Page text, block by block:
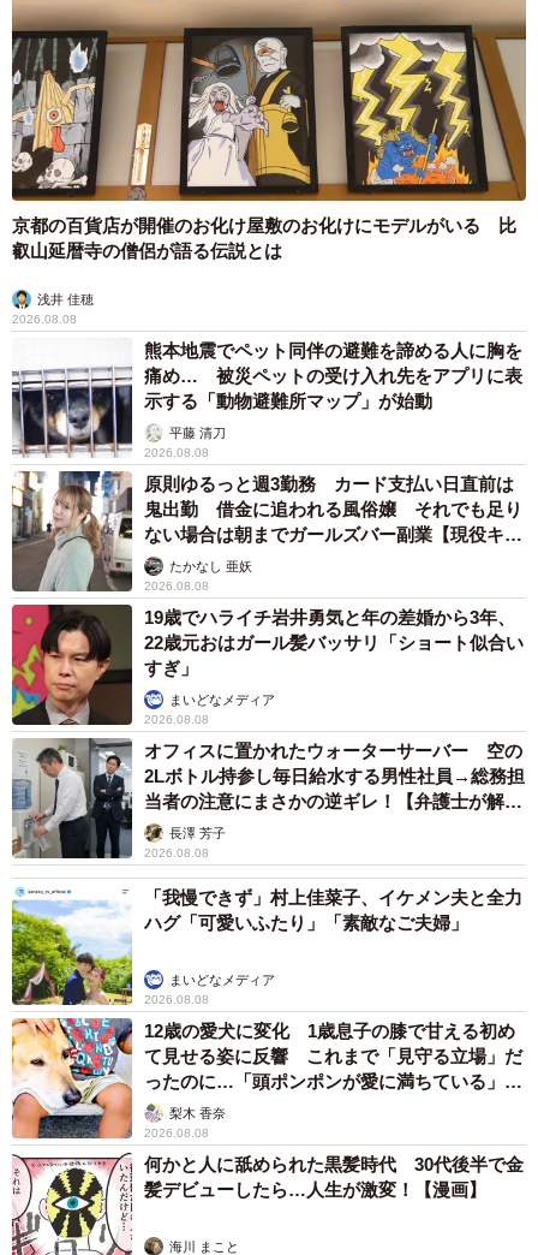
京都の百貨店が開催のお化け屋敷のお化けにモデルがいる 比
叡山延暦寺の僧侶が語る伝説とは
浅井 佳穂
2026.08.08
熊本地震でペット同伴の避難を諦める人に胸を
痛め… 被災ペットの受け入れ先をアプリに表
示する「動物避難所マップ」が始動
平藤 清刀
2026.08.08
原則ゆるっと週3勤務 カード支払い日直前は
鬼出勤 借金に追われる風俗嬢 それでも足り
ない場合は朝までガールズバー副業【現役キャ
ストに取材】
たかなし 亜妖
2026.08.08
19歳でハライチ岩井勇気と年の差婚から3年、
22歳元おはガール髪バッサリ「ショート似合い
すぎ」
まいどなメディア
2026.08.08
オフィスに置かれたウォーターサーバー 空の
2Lボトル持参し毎日給水する男性社員→総務担
当者の注意にまさかの逆ギレ！【弁護士が解
説】長澤 芳子
2026.08.08
「我慢できず」村上佳菜子、イケメン夫と全力
ハグ「可愛いふたり」「素敵なご夫婦」
まいどなメディア
2026.08.08
12歳の愛犬に変化 1歳息子の膝で甘える初め
て見せる姿に反響 これまで「見守る立場」だ
ったのに…「頭ポンポンが愛に満ちている」
「尊…」
梨木 香奈
2026.08.08
何かと人に舐められた黒髪時代 30代後半で金
髪デビューしたら…人生が激変！【漫画】
海川 まこと